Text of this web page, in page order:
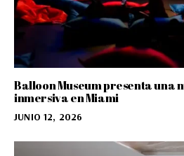
Balloon Museum presenta una
inmersiva en Miami
JUNIO 12, 2026